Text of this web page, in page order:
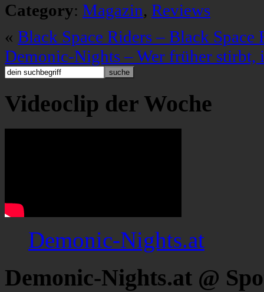
Category: Magazin, Reviews
« Black Space Riders – Black Space
Demonic-Nights – Wer früher stirbt,
Videoclip der Woche
Demonic-Nights.at
Demonic-Nights.at @